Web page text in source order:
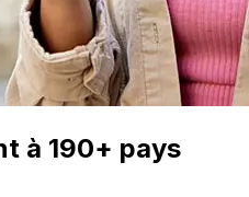
à 190+ pays